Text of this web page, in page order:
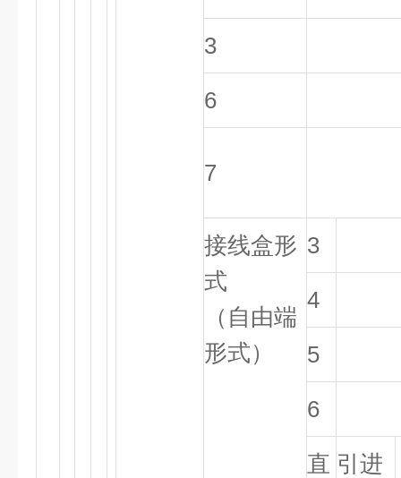
3
6
7
接线盒形
式
（自由端
形式）
3
4
5
6
直 引进